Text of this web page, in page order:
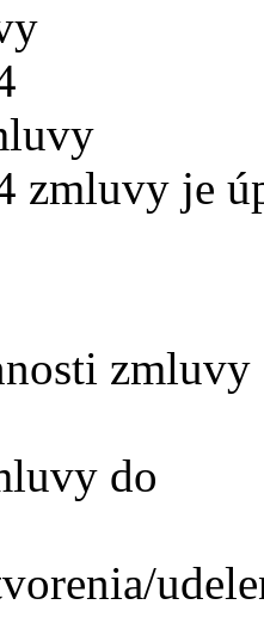
zmluvy je
zmluvy
do